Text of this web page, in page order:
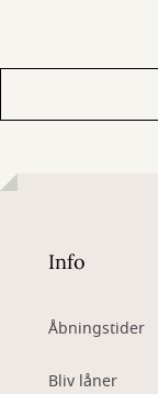
Info
Åbningstider
Bliv låner